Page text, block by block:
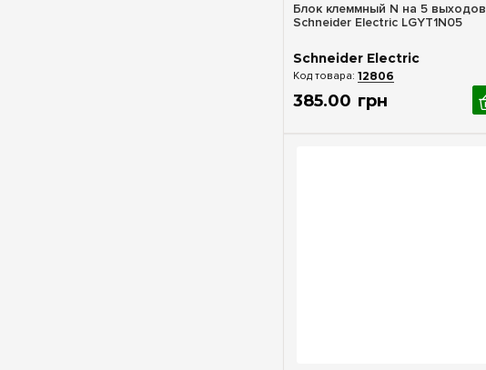
Блок клеммный N на 5 выходов
Schneider Electric LGYT1N05
Schneider Electric
12806
385.00 грн